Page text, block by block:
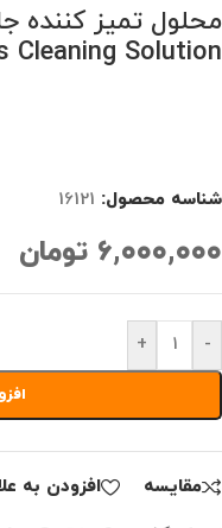
محلول تمیز کننده
Cleaning Solution
شناسه محصول: 16121
۶,۰۰۰,۰۰۰ تومان
-
+
مقايسه
افزودن به